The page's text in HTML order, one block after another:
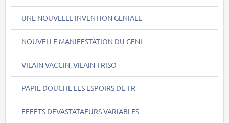
UNE NOUVELLE INVENTION GENIALE
NOUVELLE MANIFESTATION DU GENI
VILAIN VACCIN, VILAIN TRISO
PAPIE DOUCHE LES ESPOIRS DE TR
EFFETS DEVASTATAEURS VARIABLES